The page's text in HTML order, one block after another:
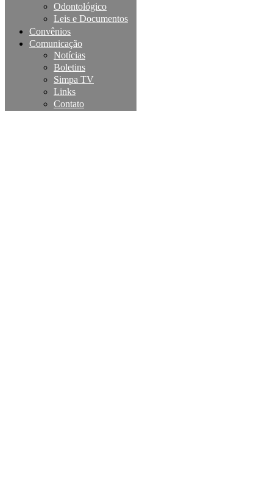
Odontológico
Leis e Documentos
Convênios
Comunicação
Notícias
Boletins
Simpa TV
Links
Contato